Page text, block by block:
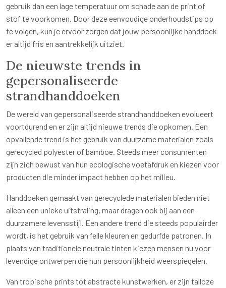
gebruik dan een lage temperatuur om schade aan de print of
stof te voorkomen. Door deze eenvoudige onderhoudstips op
te volgen, kun je ervoor zorgen dat jouw persoonlijke handdoek
er altijd fris en aantrekkelijk uitziet.
De nieuwste trends in
gepersonaliseerde
strandhanddoeken
De wereld van gepersonaliseerde strandhanddoeken evolueert
voortdurend en er zijn altijd nieuwe trends die opkomen. Een
opvallende trend is het gebruik van duurzame materialen zoals
gerecycled polyester of bamboe. Steeds meer consumenten
zijn zich bewust van hun ecologische voetafdruk en kiezen voor
producten die minder impact hebben op het milieu.
Handdoeken gemaakt van gerecyclede materialen bieden niet
alleen een unieke uitstraling, maar dragen ook bij aan een
duurzamere levensstijl. Een andere trend die steeds populairder
wordt, is het gebruik van felle kleuren en gedurfde patronen. In
plaats van traditionele neutrale tinten kiezen mensen nu voor
levendige ontwerpen die hun persoonlijkheid weerspiegelen.
Van tropische prints tot abstracte kunstwerken, er zijn talloze